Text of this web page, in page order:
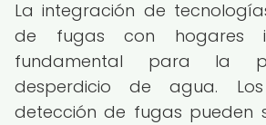
La integración de
de fugas con hogares
fundamental para la
desperdicio de agua.
detección de fugas pueden